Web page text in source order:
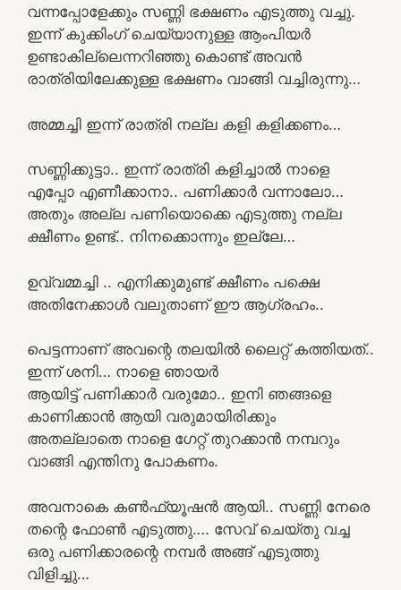
വന്നപ്പോളേക്കും സണ്ണി ഭക്ഷണം എടുത്തു വച്ചു.
ഇന്ന് കുക്കിംഗ് ചെയ്യാനുള്ള ആംപിയർ
ഉണ്ടാകില്ലെന്നറിഞ്ഞു കൊണ്ട് അവൻ
രാത്രിയിലേക്കുള്ള ഭക്ഷണം വാങ്ങി വച്ചിരുന്നു…
അമ്മച്ചി ഇന്ന് രാത്രി നല്ല കളി കളിക്കണം…
സണ്ണിക്കുട്ടാ.. ഇന്ന് രാത്രി കളിച്ചാൽ നാളെ
എപ്പോ എണീക്കാനാ.. പണിക്കാർ വന്നാലോ…
അതും അല്ല പണിയൊക്കെ എടുത്തു നല്ല
ക്ഷീണം ഉണ്ട്.. നിനക്കൊന്നും ഇല്ലേ…
ഉവ്വമ്മച്ചി .. എനിക്കുമുണ്ട് ക്ഷീണം പക്ഷെ
അതിനേക്കാൾ വലുതാണ് ഈ ആഗ്രഹം..
പെട്ടന്നാണ് അവന്റെ തലയിൽ ലൈറ്റ് കത്തിയത്..
ഇന്ന് ശനി… നാളെ ഞായർ
ആയിട്ട് പണിക്കാർ വരുമോ.. ഇനി ഞങ്ങളെ
കാണിക്കാൻ ആയി വരുമായിരിക്കും
അതല്ലാതെ നാളെ ഗേറ്റ് തുറക്കാൻ നമ്പറും
വാങ്ങി എന്തിനു പോകണം.
അവനാകെ കൺഫ്യൂഷൻ ആയി.. സണ്ണി നേരെ
തന്റെ ഫോൺ എടുത്തു…. സേവ് ചെയ്തു വച്ച
ഒരു പണിക്കാരന്റെ നമ്പർ അങ്ങ് എടുത്തു
വിളിച്ചു…